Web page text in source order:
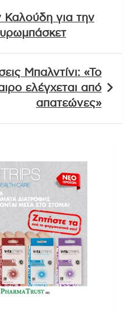
Καλούδη για την
Μπαλντίνι: «Το
ελέγχεται από
απατεώνες»